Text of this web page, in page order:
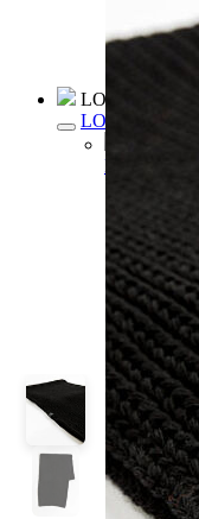
Mont
LOFT Prime
LOFT Prime
Fırsatlarım